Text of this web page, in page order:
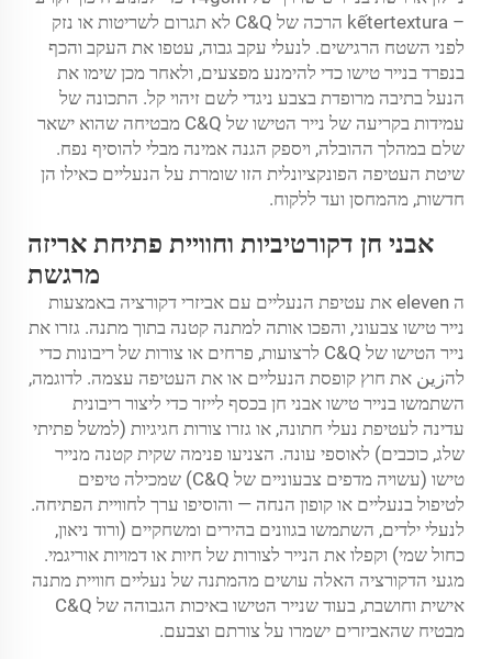
– kếtertextura הרכה של C&Q לא תגרום לשריטות או נזק
לפני השטח הרגישים. לנעלי עקב גבוה, עטפו את העקב והכף
בנפרד בנייר טישו כדי להימנע מפצעים, ולאחר מכן שימו את
הנעל בתיבה מרופדת בצבע ניגדי לשם זיהוי קל. התכונה של
עמידות בקריעה של נייר הטישו של C&Q מבטיחה שהוא ישאר
שלם במהלך ההובלה, ויספק הגנה אמינה מבלי להוסיף נפח.
שיטת העטיפה הפונקציונלית הזו שומרת על הנעליים כאילו הן
חדשות, מהמחסן ועד ללקוח.
אבני חן דקורטיביות וחוויית פתיחת אריזה
מרגשת
ה eleven את עטיפת הנעליים עם אביזרי דקורציה באמצעות
נייר טישו צבעוני, והפכו אותה למתנה קטנה בתוך מתנה. גזרו את
נייר הטישו של C&Q לרצועות, פרחים או צורות של ריבונות כדי
להزين את חוץ קופסת הנעליים או את העטיפה עצמה. לדוגמה,
השתמשו בנייר טישו אבני חן בכסף לייזר כדי ליצור ריבונית
עדינה לעטיפת נעלי חתונה, או גזרו צורות חגיגיות (למשל פתיתי
שלג, כוכבים) לאוספי עונה. הצניעו פנימה שקית קטנה מנייר
טישו (עשויה מדפים צבעוניים של C&Q) שמכילה טיפים
לטיפול בנעליים או קופון הנחה — והוסיפו ערך לחוויית הפתיחה.
לנעלי ילדים, השתמשו בגוונים בהירים ומשחקיים (ורוד ניאון,
כחול שמי) וקפלו את הנייר לצורות של חיות או דמויות אוריגמי.
מגעי הדקורציה האלה עושים מהמתנה של נעליים חוויית מתנה
אישית וחושבת, בעוד שנייר הטישו באיכות הגבוהה של C&Q
מבטיח שהאביזרים ישמרו על צורתם וצבעם.